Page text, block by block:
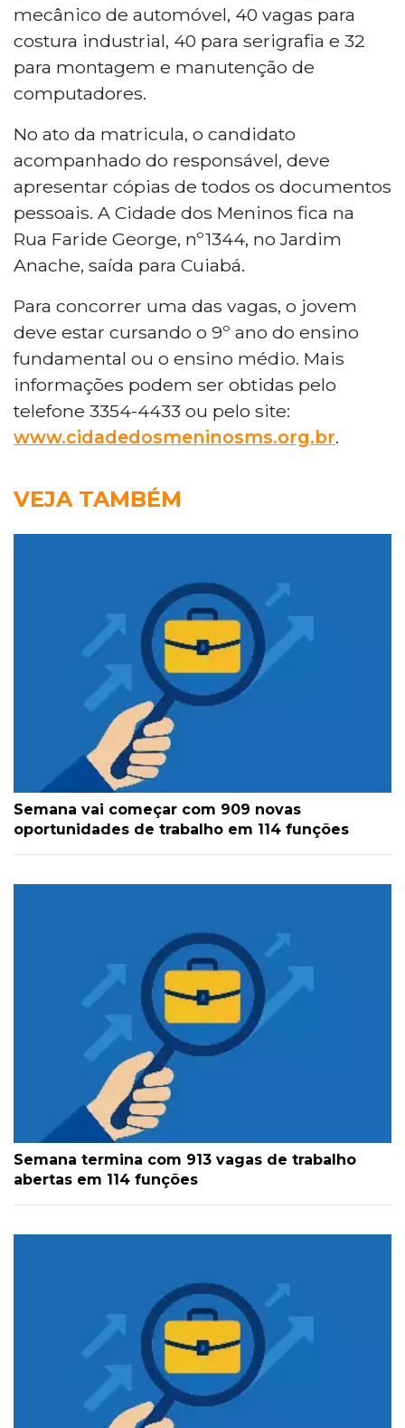
mecânico de automóvel, 40 vagas para
costura industrial, 40 para serigrafia e 32
para montagem e manutenção de
computadores.
No ato da matricula, o candidato
acompanhado do responsável, deve
apresentar cópias de todos os documentos
pessoais. A Cidade dos Meninos fica na
Rua Faride George, nº1344, no Jardim
Anache, saída para Cuiabá.
Para concorrer uma das vagas, o jovem
deve estar cursando o 9º ano do ensino
fundamental ou o ensino médio. Mais
informações podem ser obtidas pelo
telefone 3354-4433 ou pelo site:
www.cidadedosmeninosms.org.br.
VEJA TAMBÉM
Semana vai começar com 909 novas
oportunidades de trabalho em 114 funções
Semana termina com 913 vagas de trabalho
abertas em 114 funções